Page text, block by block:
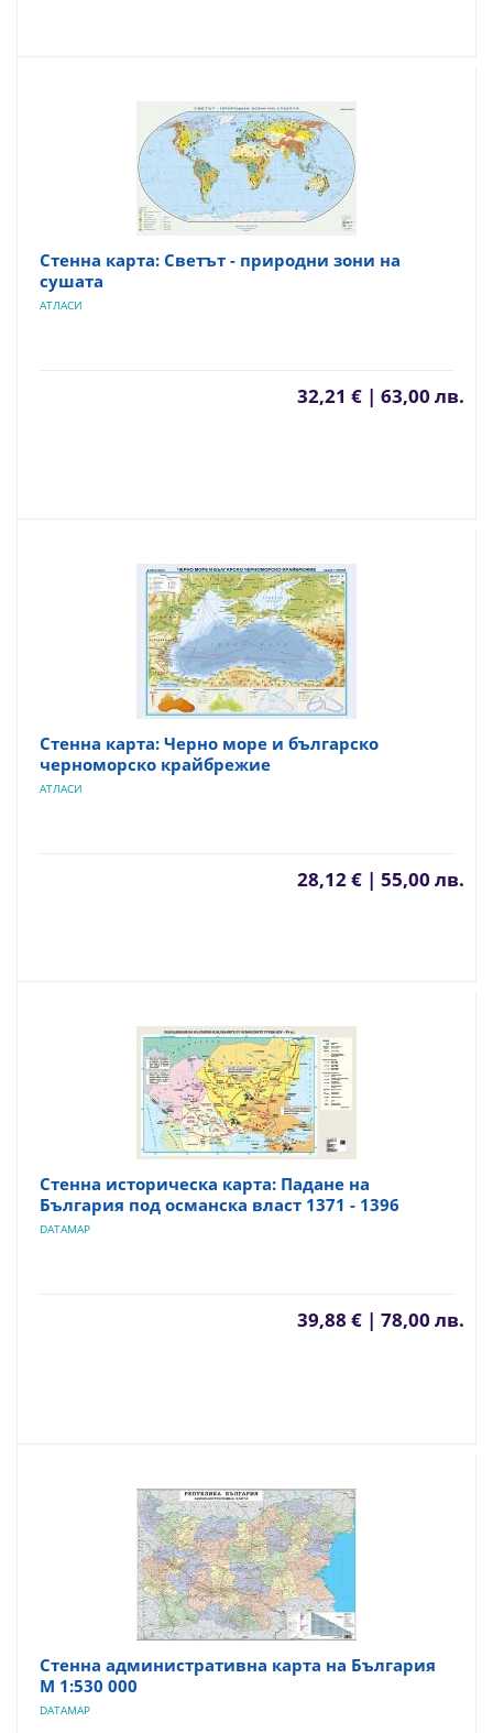
Стенна карта: Светът - природни зони на
сушата
АТЛАСИ
32,21 € | 63,00 лв.
Стенна карта: Черно море и българско
черноморско крайбрежие
АТЛАСИ
28,12 € | 55,00 лв.
Стенна историческа карта: Падане на
България под османска власт 1371 - 1396
DATAMAP
39,88 € | 78,00 лв.
Стенна административна карта на България
М 1:530 000
DATAMAP